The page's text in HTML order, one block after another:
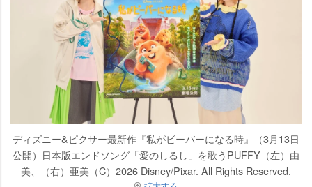
ディズニー&ピクサー最新作『私がビーバーになる時』（3月13日
公開）日本版エンドソング「愛のしるし」を歌うPUFFY（左）由
美、（右）亜美（C）2026 Disney/Pixar. All Rights Reserved.